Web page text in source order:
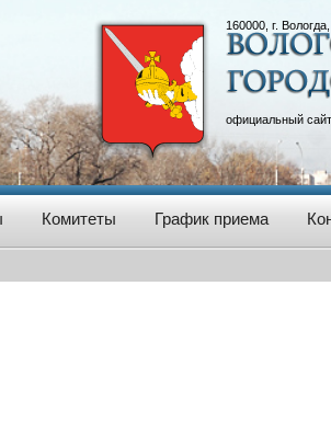
160000, г.
официальный сайт
Комитеты График приема